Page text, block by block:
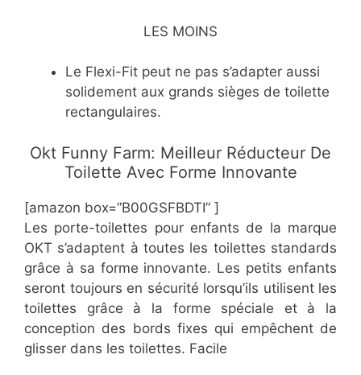
LES MOINS
​Le Flexi-Fit peut ne pas s’adapter aussi
solidement aux grands sièges de toilette
rectangulaires.
​Okt Funny Farm: Meilleur Réducteur De
Toilette Avec Forme Innovante
[amazon box=”​B00GSFBDTI” ]
Les porte-toilettes pour enfants de la marque
OKT s’adaptent à toutes les toilettes standards
grâce à sa forme innovante. Les petits enfants
seront toujours en sécurité lorsqu’ils utilisent les
toilettes grâce à la forme spéciale et à la
conception des bords fixes qui empêchent de
glisser dans les toilettes. Facile